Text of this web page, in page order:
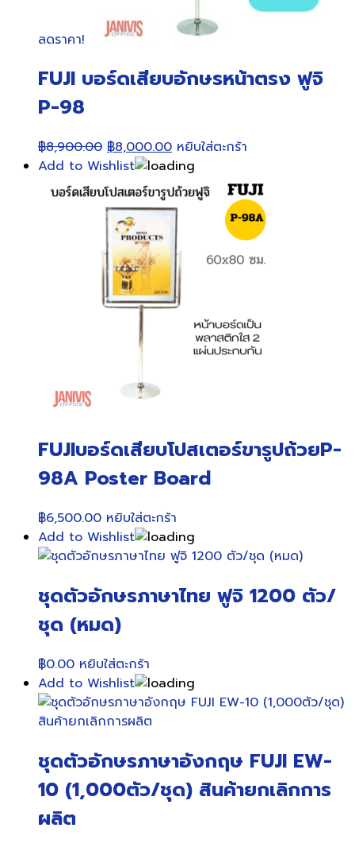
ลดราคา!
FUJI บอร์ดเสียบอักษรหน้าตรง ฟูจิ
P-98
฿8,900.00 Original
price
was:
฿8,900.00.
฿8,000.00Current
price
is:
฿8,000.00.
หยิบใส่ตะกร้า
Add to Wishlist
FUJIบอร์ดเสียบโปสเตอร์ขารูปถ้วยP-
98A Poster Board
฿6,500.00 หยิบใส่ตะกร้า
Add to Wishlist
ชุดตัวอักษรภาษาไทย ฟูจิ 1200 ตัว/
ชุด (หมด)
฿0.00 หยิบใส่ตะกร้า
Add to Wishlist
ชุดตัวอักษรภาษาอังกฤษ FUJI EW-
10 (1,000ตัว/ชุด) สินค้ายกเลิกการ
ผลิต